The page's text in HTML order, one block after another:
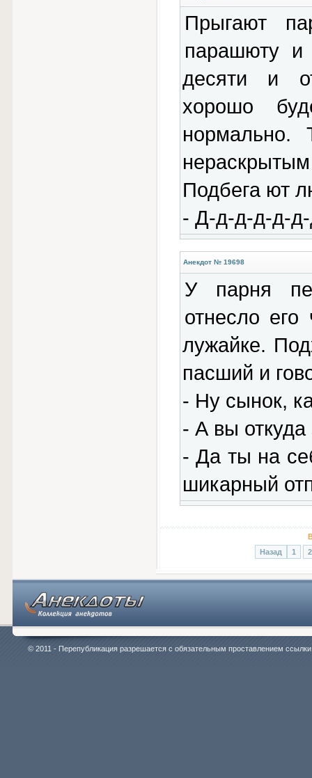
Прыгают
парашюту и
десяти и
хорошо
нормально.
Подбега ют
- Д-д-д-д-д-д-
Анекдот № 19698
У парня
отнесло
лужайке.
пасший и
- Ну сынок,
- А вы откуда
- Да ты на
шикарный
Назад
1 2
© 2011 - Перепубликация разрешается с обязательным проставлением